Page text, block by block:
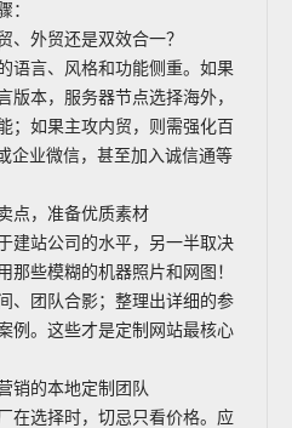
：
、外贸还是双效合一？
语言、风格和功能侧重。如果
版本，服务器节点选择海外，
；如果主攻内贸，则需强化百
企业微信，甚至加入诚信通等
点，准备优质素材
建站公司的水平，另一半取决
那些模糊的机器照片和网图！
、团队合影；整理出详细的参
例。这些才是定制网站最核心
销的本地定制团队
在选择时，切忌只看价格。应